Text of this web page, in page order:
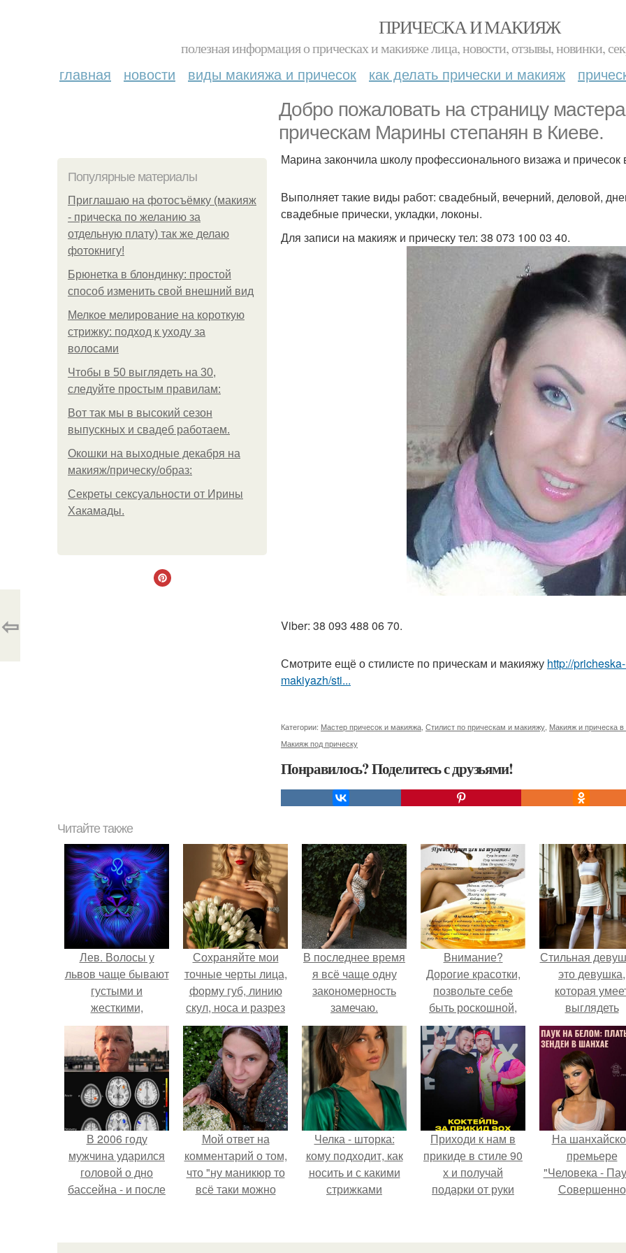
ПРИЧЕСКА И МАКИЯЖ
полезная информация о прическах и макияже лица, новости, отзывы, новинки,
главная новости виды макияжа и причесок как делать прически и макияж
Добро пожаловать на страницу
прическам Марины степанян в Киеве.
Популярные материалы
Приглашаю на фотосъёмку (макияж
- прическа по желанию за
отдельную плату) так же делаю
фотокнигу!
Брюнетка в блондинку: простой
способ изменить свой внешний вид
Мелкое мелирование на короткую
стрижку: подход к уходу за
волосами
Чтобы в 50 выглядеть на 30,
следуйте простым правилам:
Вот так мы в высокий сезон
выпускных и свадеб работаем.
Окошки на выходные декабря на
макияж/прическу/образ:
Секреты сексуальности от Ирины
Хакамады.
Марина закончила школу профессионального визажа и причесок
Выполняет такие виды работ: свадебный, вечерний, деловой,
свадебные прически, укладки, локоны.
Для записи на макияж и прическу тел: 38 073 100 03 40.
Viber: 38 093 488 06 70.
Смотрите ещё о стилисте по прическам и макияжу http://
makiyazh/sti...
Категории: Мастер причесок и макияжа Стилист по прическам и макияжу Макияж и прическа
Макияж под прическу
Понравилось? Поделитесь с друзьями!
⇦
Читайте также
Лев. Волосы у
львов чаще бывают
густыми и
жесткими,
каштанового или
золотистого цвета.
Сохраняйте мои
точные черты лица,
форму губ, линию
скул, носа и разрез
глаз.
В последнее время
я всё чаще одну
закономерность
замечаю.
Внимание?
Дорогие красотки,
позвольте себе
быть роскошной,
побалуйте себя
гладкостью кожи?
Стильная
это девушка,
которая
выглядеть
элегантно в
ситуации.
В 2006 году
мужчина ударился
головой о дно
бассейна - и после
странным образом.
Мой ответ на
комментарий о том,
что "ну маникюр то
всё таки можно
Челка - шторка:
кому подходит, как
носить и с какими
стрижками
Приходи к нам в
прикиде в стиле 90
х и получай
подарки от руки
На
премьере
"Человека -
Совершенно
просто